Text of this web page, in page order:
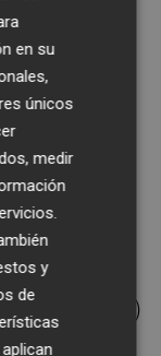
50
victoria
de la
el
B y
47 puntos)
tres
en su
únicos
medir
y
de